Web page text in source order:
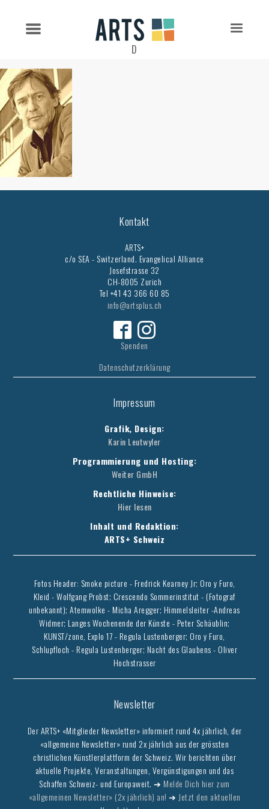
D
Kontakt
ARTS+
c/o SEA - Switzerland. Evangelical Alliance
Josefstrasse 32
CH-8005 Zurich
Tel +41 43 366 60 85
info@artsplus.ch
Spenden
Datenschutzerklärung
Impressum
Grafik, Design:
Karin Leutwyler
Programmierung und Hosting:
Weiter GmbH
Rechtliche Hinweise:
Hier lesen
Inhalt und Redaktion:
ARTS+ Schweiz
Fotos Header: Smoke picture - Fredrick Kearney Jr; Oro y Furo,
Kleid - Wolfgang Probst; Crescendo Sommerinstitut - (Fotograf
unbekannt); Atemwolke - Micha Aregger; Himmelsleiter -Andreas
Widmer; Langes Wochenende der Künste - Peter Schäublin;
KUNST/zone, Explo 17 - Regula Lustenberger; Oro y Furo,
Schlupfloch - Regula Lustenberger; Nacht des Glaubens - Oliver
Hochstrasser
Newsletter
Der ARTS+ «Mitglieder Newsletter» informiert rund 4x jährlich, der
«allgemeine Newsletter» rund 2x jährlich aus der grössten
christlichen Künstlerplattform der Schweiz. Wir berichten über
aktuelle Projekte, Veranstaltungen, Vergünstigungen und das
Schaffen Schweiz- und Europaweit. ➔ Melde Dich hier zum
«allgemeinen Newsletter» (2x jährlich) an! ➔ Jetzt den aktuellen